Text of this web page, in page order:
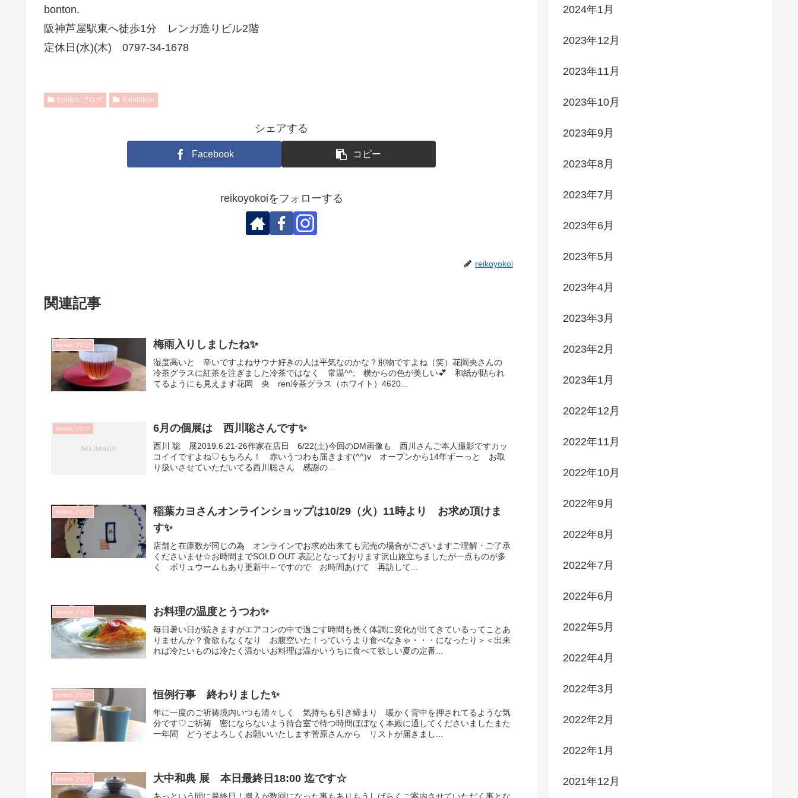
bonton.
阪神芦屋駅東へ徒歩1分 レンガ造りビル2階
定休日(水)(木) 0797-34-1678
bonton.ブログ Exhibition
シェアする
Facebook コピー
reikoyokoiをフォローする
reikoyokoi
関連記事
bonton.ブログ 梅雨入りしましたね✨
湿度高いと 辛いですよねサウナ好きの人は平気なのかな？別物ですよね（笑）花岡央さんの
冷茶グラスに紅茶を注ぎました冷茶ではなく 常温^^; 横からの色が美しい💕 和紙が貼られ
てるようにも見えます花岡 央 ren冷茶グラス（ホワイト）4620...
bonton.ブログ 6月の個展は 西川聡さんです✨
西川 聡 展2019.6.21-26作家在店日 6/22(土)今回のDM画像も 西川さんご本人撮影ですカッ
コイイですよね♡もちろん！ 赤いうつわも届きます(^^)v オープンから14年ずーっと お取
り扱いさせていただいてる西川聡さん 感謝の...
bonton.ブログ
稲葉カヨさんオンラインショップは10/29（火）11時より お求め頂けま
す✨
店舗と在庫数が同じの為 オンラインでお求め出来ても完売の場合がございますご理解・ご了承
くださいませ☆お時間までSOLD OUT 表記となっております沢山旅立ちましたが一点ものが多
く ボリュウームもあり更新中～ですので お時間あけて 再訪して...
bonton.ブログ お料理の温度とうつわ✨
毎日暑い日が続きますがエアコンの中で過ごす時間も長く体調に変化が出てきているってことあ
りませんか？食欲もなくなり お腹空いた！っていうより食べなきゃ・・・になったり＞＜出来
れば冷たいものは冷たく温かいお料理は温かいうちに食べて欲しい夏の定番...
bonton.ブログ 恒例行事 終わりました✨
年に一度のご祈祷境内いつも清々しく 気持ちも引き締まり 暖かく背中を押されてるような気
分です♡ご祈祷 密にならないよう待合室で待つ時間ほぼなく本殿に通してくださいましたまた
一年間 どうぞよろしくお願いいたします菅原さんから リストが届きまし...
bonton.ブログ 大中和典 展 本日最終日18:00 迄です☆
2024年1月
2023年12月
2023年11月
2023年10月
2023年9月
2023年8月
2023年7月
2023年6月
2023年5月
2023年4月
2023年3月
2023年2月
2023年1月
2022年12月
2022年11月
2022年10月
2022年9月
2022年8月
2022年7月
2022年6月
2022年5月
2022年4月
2022年3月
2022年2月
2022年1月
2021年12月